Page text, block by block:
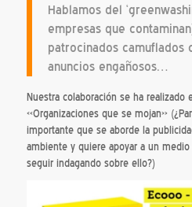
Hablamos del
empresas que
patrocinados camuflados
anuncios engañosos…
Nuestra colaboración se ha realizado
«Organizaciones que se mojan»
importante que se aborde la
ambiente y quiere apoyar a un
seguir indagando sobre ello?)